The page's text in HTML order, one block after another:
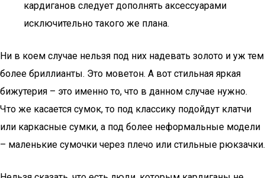
кардиганов следует дополнять аксессуарами
исключительно такого же плана.
Ни в коем случае нельзя под них надевать золото и уж тем
более бриллианты. Это моветон. А вот стильная яркая
бижутерия – это именно то, что в данном случае нужно.
Что же касается сумок, то под классику подойдут клатчи
или каркасные сумки, а под более неформальные модели
– маленькие сумочки через плечо или стильные рюкзачки.